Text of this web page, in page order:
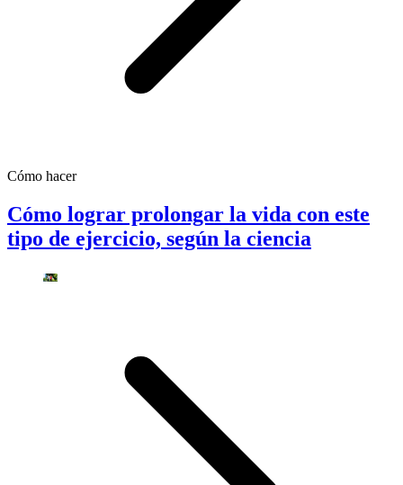
Cómo hacer
Cómo lograr prolongar la vida con este
tipo de ejercicio, según la ciencia